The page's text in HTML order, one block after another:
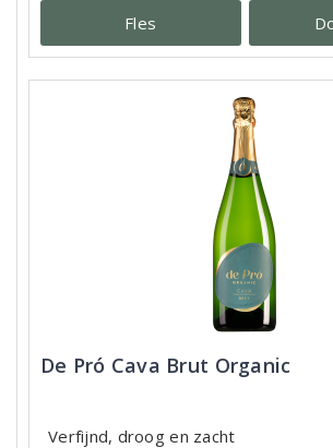
Fles
De Pró Cava Brut Organic
Verfijnd, droog en zacht